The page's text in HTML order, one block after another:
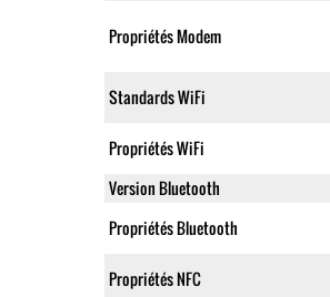
Propriétés Modem
Standards WiFi
Propriétés WiFi
Version Bluetooth
Propriétés Bluetooth
Propriétés NFC